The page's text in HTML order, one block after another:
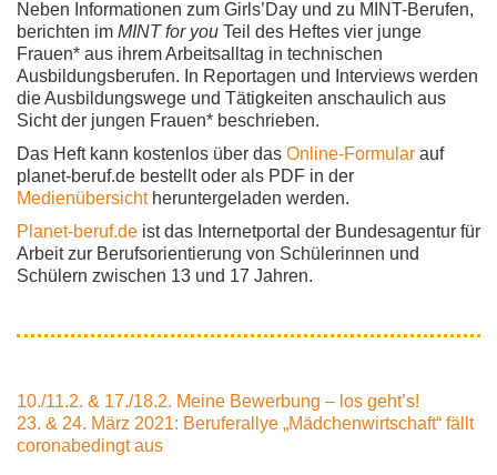
Neben Informationen zum Girls’Day und zu MINT-Berufen,
berichten im MINT for you Teil des Heftes vier junge
Frauen* aus ihrem Arbeitsalltag in technischen
Ausbildungsberufen. In Reportagen und Interviews werden
die Ausbildungswege und Tätigkeiten anschaulich aus
Sicht der jungen Frauen* beschrieben.
Das Heft kann kostenlos über das Online-Formular auf
planet-beruf.de bestellt oder als PDF in der
Medienübersichtheruntergeladen werden.
Planet-beruf.de istdas Internetportal der Bundesagentur für
Arbeit zur Berufsorientierung von Schülerinnen und
Schülern zwischen 13 und 17 Jahren.
Beitragsnavigation
10./11.2. & 17./18.2. Meine Bewerbung – los geht’s!
23. & 24. März 2021: Beruferallye „Mädchenwirtschaft“ fällt
coronabedingt aus